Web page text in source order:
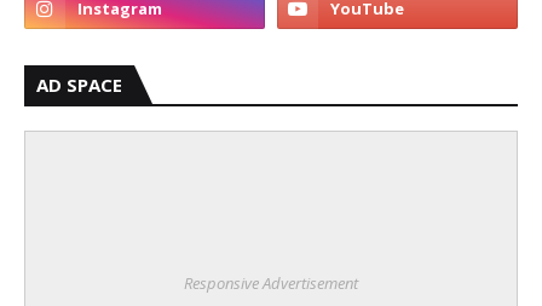
AD SPACE
Responsive Advertisement